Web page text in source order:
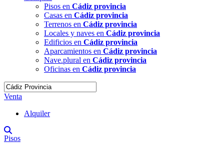
Pisos en Cádiz provincia
Casas en Cádiz provincia
Terrenos en Cádiz provincia
Locales y naves en Cádiz provincia
Edificios en Cádiz provincia
Aparcamientos en Cádiz provincia
Nave.plural en Cádiz provincia
Oficinas en Cádiz provincia
Venta
Alquiler
Pisos